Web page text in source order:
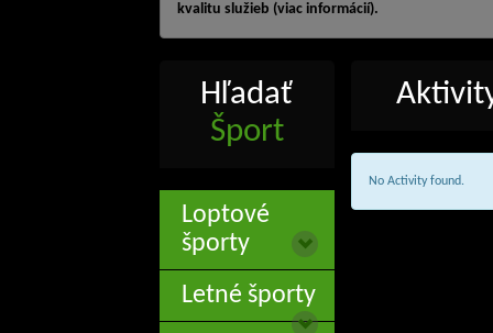
kvalitu služieb (viac informácií).
Hľadať
Šport
Loptové
športy
Letné športy
No Activity found.